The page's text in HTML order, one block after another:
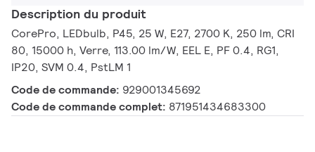
Description du produit
CorePro, LEDbulb, P45, 25 W, E27, 2700 K, 250 lm, CRI
80, 15000 h, Verre, 113.00 lm/W, EEL E, PF 0.4, RG1,
IP20, SVM 0.4, PstLM 1
Code de commande: 929001345692
Code de commande complet: 871951434683300